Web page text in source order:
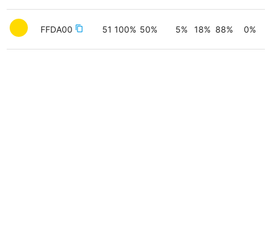
FFDA00 content_copy 51 100% 50% 5% 18% 88% 0%